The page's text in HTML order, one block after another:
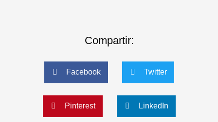
Compartir:
Facebook Twitter
Pinterest LinkedIn